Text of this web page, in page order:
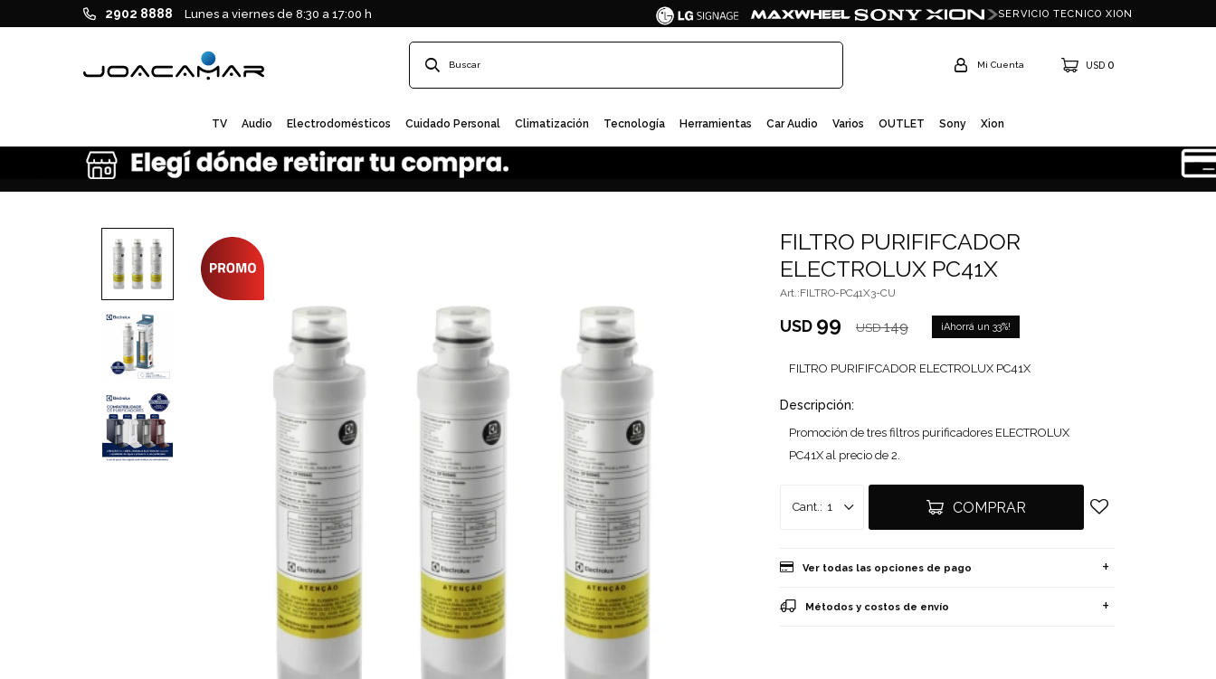
TV Audio Electrodomésticos Cuidado Personal Climatización Tecnología Herramientas Car Audio Varios OUTLET Sony Xion
USD 0
2902 8888 Lunes a viernes de 8:30 a 17:00 h SERVICIO TECNICO XION
FILTRO PURIFIFCADOR
ELECTROLUX PC41X
FILTRO-PC41X3-CU
USD 99 USD 149 33
FILTRO PURIFIFCADOR ELECTROLUX PC41X
Descripción:
Promoción de tres filtros purificadores ELECTROLUX
PC41X al precio de 2.
1 COMPRAR
Ver todas las opciones de pago
Métodos y costos de envío